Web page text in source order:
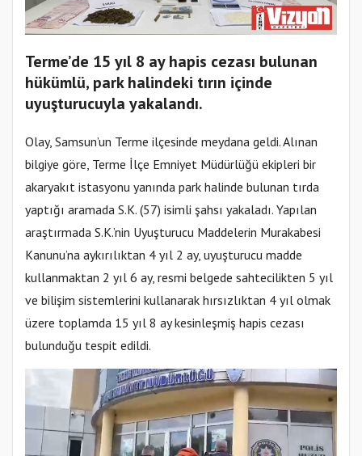
Terme’de 15 yıl 8 ay hapis cezası bulunan
hükümlü, park halindeki tırın içinde
uyuşturucuyla yakalandı.
Olay, Samsun’un Terme ilçesinde meydana geldi. Alınan
bilgiye göre, Terme İlçe Emniyet Müdürlüğü ekipleri bir
akaryakıt istasyonu yanında park halinde bulunan tırda
yaptığı aramada S.K. (57) isimli şahsı yakaladı. Yapılan
araştırmada S.K.’nin Uyuşturucu Maddelerin Murakabesi
Kanunu’na aykırılıktan 4 yıl 2 ay, uyuşturucu madde
kullanmaktan 2 yıl 6 ay, resmi belgede sahtecilikten 5 yıl
ve bilişim sistemlerini kullanarak hırsızlıktan 4 yıl olmak
üzere toplamda 15 yıl 8 ay kesinleşmiş hapis cezası
bulunduğu tespit edildi.